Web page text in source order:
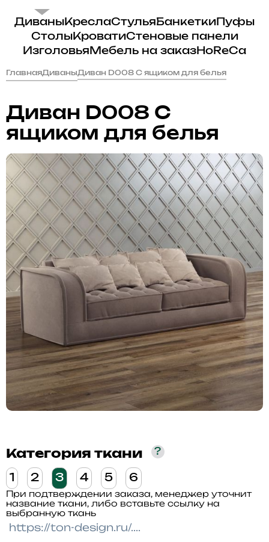
ДиваныКреслаСтульяБанкеткиПуфы
СтолыКроватиСтеновые панели
Изголовья Мебель на заказHoReCa
ГлавнаяДиваныДиван D008 С ящиком для белья
Диван D008 С
ящиком для белья
Категория ткани ?
1 2 3 4 5 6
При подтверждении заказа, менеджер уточнит
название ткани, либо вставьте ссылку на
выбранную ткань